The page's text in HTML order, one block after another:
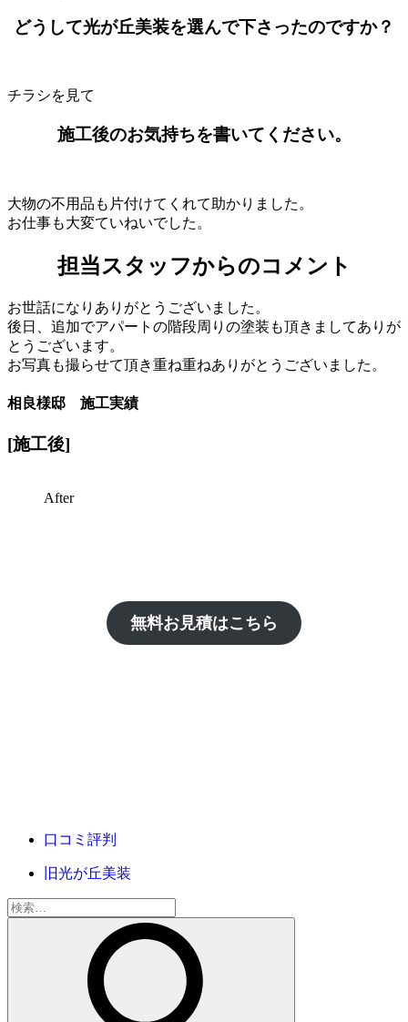
どうして光が丘美装を選んで下さったのですか？
チラシを見て
施工後のお気持ちを書いてください。
大物の不用品も片付けてくれて助かりました。
お仕事も大変ていねいでした。
担当スタッフからのコメント
お世話になりありがとうございました。
後日、追加でアパートの階段周りの塗装も頂きましてありが
とうございます。
お写真も撮らせて頂き重ね重ねありがとうございました。
相良様邸 施工実績
[施工後]
After
無料お見積はこちら
口コミ評判
旧光が丘美装
検
索: